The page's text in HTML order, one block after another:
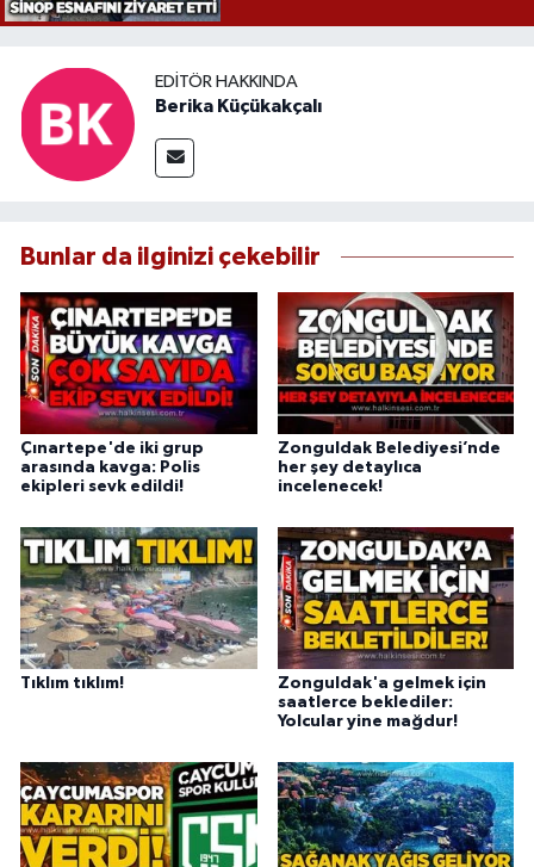
EDITÖR HAKKINDA
Berika Küçükakçalı
Bunlar da ilginizi çekebilir
Çınartepe'de iki grup
arasında kavga: Polis
ekipleri sevk edildi!
Zonguldak Belediyesi’nde
her şey detaylıca
incelenecek!
Tıklım tıklım!
Zonguldak'a gelmek için
saatlerce beklediler:
Yolcular yine mağdur!